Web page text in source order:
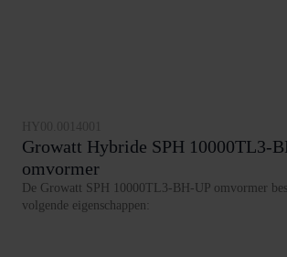
Growatt Hybride SPH 10000TL3-
omvormer
De Growatt SPH 10000TL3-BH-UP omvormer
volgende eigenschappen: